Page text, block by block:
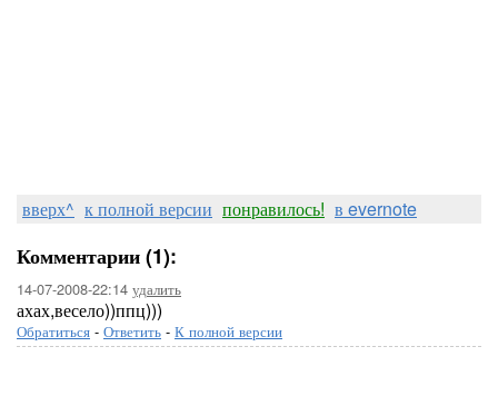
вверх^ к полной версии понравилось! в evernote
Комментарии (1):
14-07-2008-22:14 удалить
ахах,весело))ппц)))
Обратиться - Ответить - К полной версии